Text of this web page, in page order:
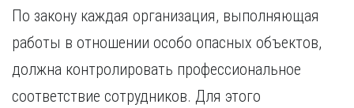
Казань
Калининград
Кемерово
Киров
Томск
Тюмень
У
Улан-Удэ
По закону каждая организация, выполняющая
работы в отношении особо опасных объектов,
должна контролировать профессиональное
соответствие сотрудников. Для этого